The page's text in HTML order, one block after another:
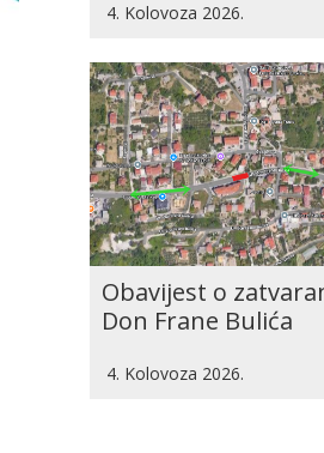
4. Kolovoza 2026.
Obavijest o
Don Frane Bulića
4. Kolovoza 2026.